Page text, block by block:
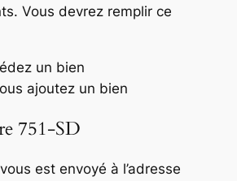
Vous devrez remplir ce
un bien
ajoutez un bien
751-SD
est envoyé à l’adresse